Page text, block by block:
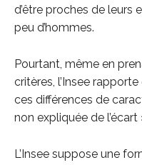
d’être proches de leurs
peu d’hommes.
Pourtant, même en
critères, l’Insee
ces différences de
non expliquée de l’écart
L’Insee suppose une